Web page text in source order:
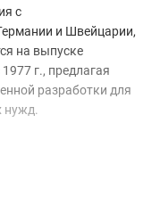
с
и Швейцарии,
на выпуске
г., предлагая
разработки для
нужд.